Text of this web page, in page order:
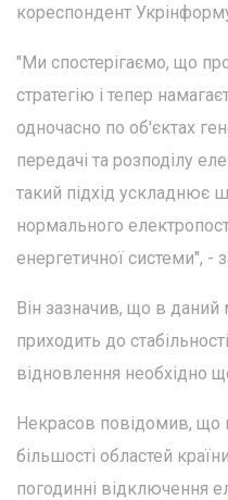
кореспондент
"Ми спостерігаємо, що
стратегію і тепер
одночасно по об'єктах
передачі та розподілу
такий підхід ускладнює
нормального
енергетичної системи", -
Він зазначив, що в
приходить до
відновлення необхідно
Некрасов повідомив, що
більшості областей
погодинні відключення